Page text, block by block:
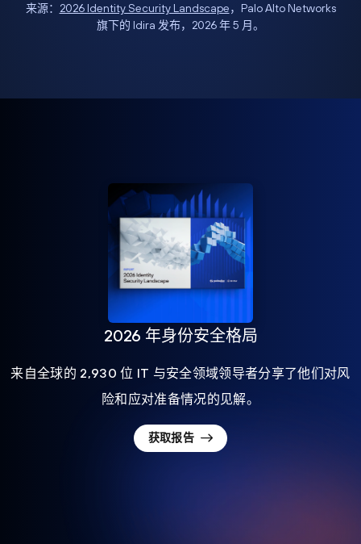
来源： 2026 Identity Security Landscape，Palo Alto Networks
旗下的 Idira 发布，2026 年 5 月。
2026 年身份安全格局
来自全球的 2,930 位 IT 与安全领域领导者分享了他们对风
险和应对准备情况的见解。
获取报告